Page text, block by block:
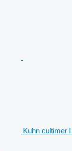
Kuhn cultimer